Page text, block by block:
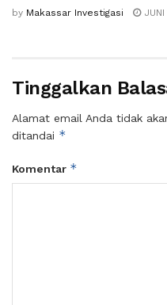
by Makassar Investigasi JUNI
Tinggalkan
Alamat email Anda tidak
ditandai *
Komentar *